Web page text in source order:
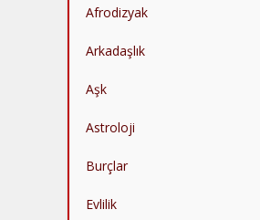
Afrodizyak
Arkadaşlık
Aşk
Astroloji
Burçlar
Evlilik